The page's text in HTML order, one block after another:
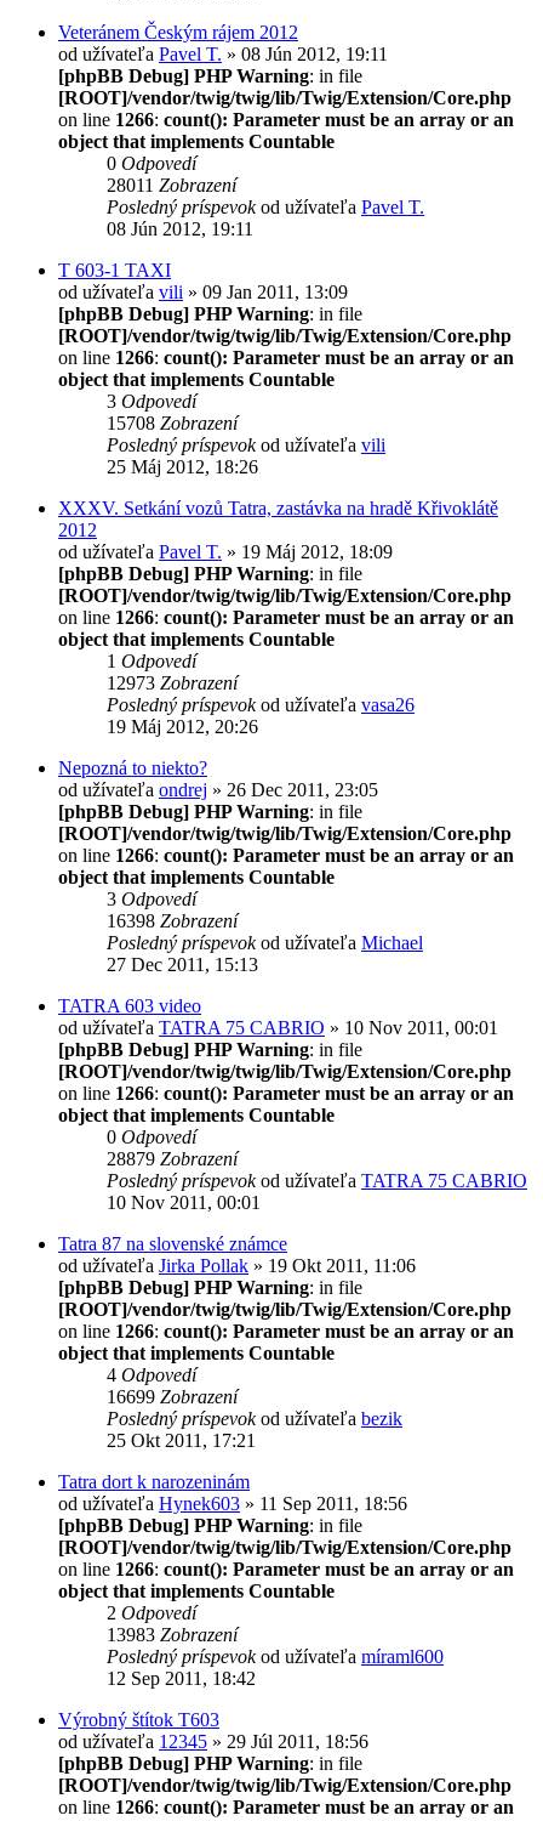
Veteránem Českým rájem 2012
od užívateľa Pavel T. » 08 Jún 2012, 19:11
[phpBB Debug] PHP Warning: in file
[ROOT]/vendor/twig/twig/lib/Twig/Extension/Core.php
on line 1266: count(): Parameter must be an array or an
object that implements Countable
0 Odpovedí
28011 Zobrazení
Posledný príspevokod užívateľa Pavel T.
08 Jún 2012, 19:11
T 603-1 TAXI
od užívateľa vili » 09 Jan 2011, 13:09
[phpBB Debug] PHP Warning: in file
[ROOT]/vendor/twig/twig/lib/Twig/Extension/Core.php
on line 1266: count(): Parameter must be an array or an
object that implements Countable
3 Odpovedí
15708 Zobrazení
Posledný príspevokod užívateľa vili
25 Máj 2012, 18:26
XXXV. Setkání vozů Tatra, zastávka na hradě Křivoklátě
2012
od užívateľa Pavel T. » 19 Máj 2012, 18:09
[phpBB Debug] PHP Warning: in file
[ROOT]/vendor/twig/twig/lib/Twig/Extension/Core.php
on line 1266: count(): Parameter must be an array or an
object that implements Countable
1 Odpovedí
12973 Zobrazení
Posledný príspevokod užívateľa vasa26
19 Máj 2012, 20:26
Nepozná to niekto?
od užívateľa ondrej » 26 Dec 2011, 23:05
[phpBB Debug] PHP Warning: in file
[ROOT]/vendor/twig/twig/lib/Twig/Extension/Core.php
on line 1266: count(): Parameter must be an array or an
object that implements Countable
3 Odpovedí
16398 Zobrazení
Posledný príspevokod užívateľa Michael
27 Dec 2011, 15:13
TATRA 603 video
od užívateľa TATRA 75 CABRIO » 10 Nov 2011, 00:01
[phpBB Debug] PHP Warning: in file
[ROOT]/vendor/twig/twig/lib/Twig/Extension/Core.php
on line 1266: count(): Parameter must be an array or an
object that implements Countable
0 Odpovedí
28879 Zobrazení
Posledný príspevokod užívateľa TATRA 75 CABRIO
10 Nov 2011, 00:01
Tatra 87 na slovenské známce
od užívateľa Jirka Pollak » 19 Okt 2011, 11:06
[phpBB Debug] PHP Warning: in file
[ROOT]/vendor/twig/twig/lib/Twig/Extension/Core.php
on line 1266: count(): Parameter must be an array or an
object that implements Countable
4 Odpovedí
16699 Zobrazení
Posledný príspevokod užívateľa bezik
25 Okt 2011, 17:21
Tatra dort k narozeninám
od užívateľa Hynek603 » 11 Sep 2011, 18:56
[phpBB Debug] PHP Warning: in file
[ROOT]/vendor/twig/twig/lib/Twig/Extension/Core.php
on line 1266: count(): Parameter must be an array or an
object that implements Countable
2 Odpovedí
13983 Zobrazení
Posledný príspevokod užívateľa míraml600
12 Sep 2011, 18:42
Výrobný štítok T603
od užívateľa 12345 » 29 Júl 2011, 18:56
[phpBB Debug] PHP Warning: in file
[ROOT]/vendor/twig/twig/lib/Twig/Extension/Core.php
on line 1266: count(): Parameter must be an array or an